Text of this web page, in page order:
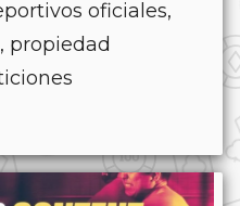
oficiales,
propiedad